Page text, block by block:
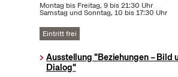
Montag bis Freitag, 9 bis 21:30 Uhr
Samstag und Sonntag, 10 bis 17:30 Uhr
Eintritt frei
Ausstellung "Beziehungen – Bild
Dialog"